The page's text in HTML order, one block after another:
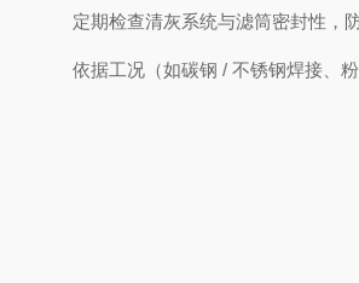
定期检查清灰系统与滤筒密封性，
依据工况（如碳钢 / 不锈钢焊接、